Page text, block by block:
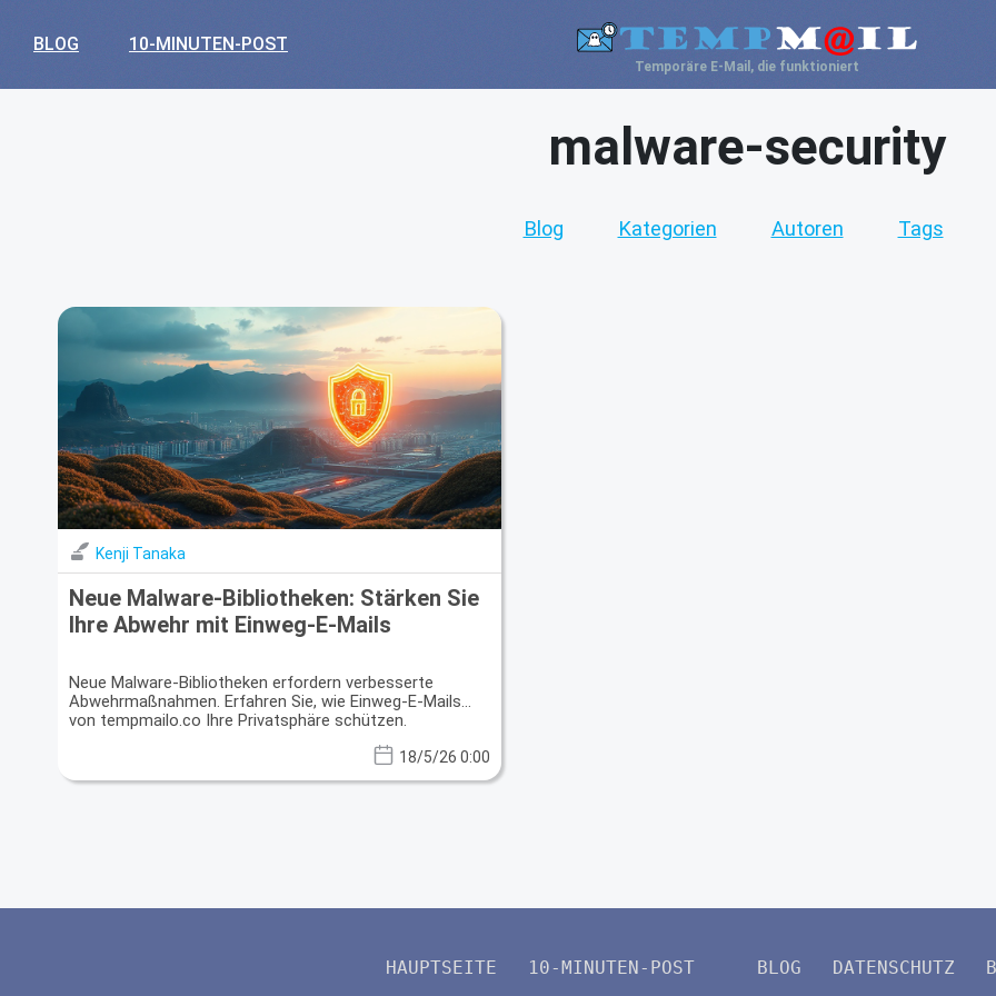
BLOG 10-MINUTEN-POST
Temporäre E-Mail, die funktioniert
malware-security
Blog Kategorien Autoren Tags
Kenji Tanaka
Neue Malware-Bibliotheken: Stärken Sie
Ihre Abwehr mit Einweg-E-Mails
Neue Malware-Bibliotheken erfordern verbesserte
Abwehrmaßnahmen. Erfahren Sie, wie Einweg-E-Mails
von tempmailo.co Ihre Privatsphäre schützen.
18/5/26 0:00
HAUPTSEITE 10-MINUTEN-POST BLOG DATENSCHUTZ